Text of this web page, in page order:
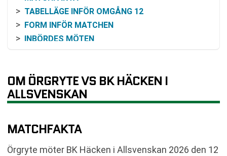
TABELLÄGE INFÖR OMGÅNG 12
FORM INFÖR MATCHEN
INBÖRDES MÖTEN
HISTORISK KONTEXT
SÅ KAN DU FÖLJA MATCHEN
SENASTE RESULTAT ÖRGRYTE
SENASTE RESULTAT BK HÄCKEN
OM ÖRGRYTE VS BK HÄCKEN I
ALLSVENSKAN
MATCHFAKTA
Örgryte möter BK Häcken i Allsvenskan 2026 den 12